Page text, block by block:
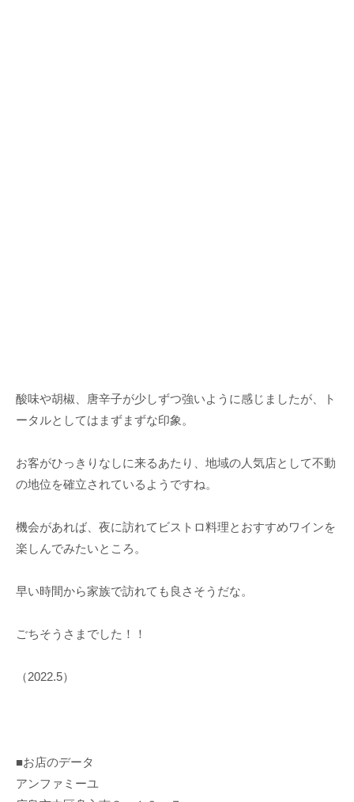
酸味や胡椒、唐辛子が少しずつ強いように感じましたが、ト
ータルとしてはまずまずな印象。
お客がひっきりなしに来るあたり、地域の人気店として不動
の地位を確立されているようですね。
機会があれば、夜に訪れてビストロ料理とおすすめワインを
楽しんでみたいところ。
早い時間から家族で訪れても良さそうだな。
ごちそうさまでした！！
（2022.5）
■お店のデータ
アンファミーユ